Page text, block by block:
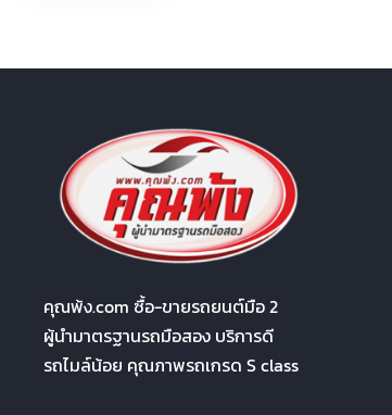
คุณพ้ง.com ซื้อ-ขายรถยนต์มือ 2
ผู้นำมาตรฐานรถมือสอง บริการดี
รถไมล์น้อย คุณภาพรถเกรด S class